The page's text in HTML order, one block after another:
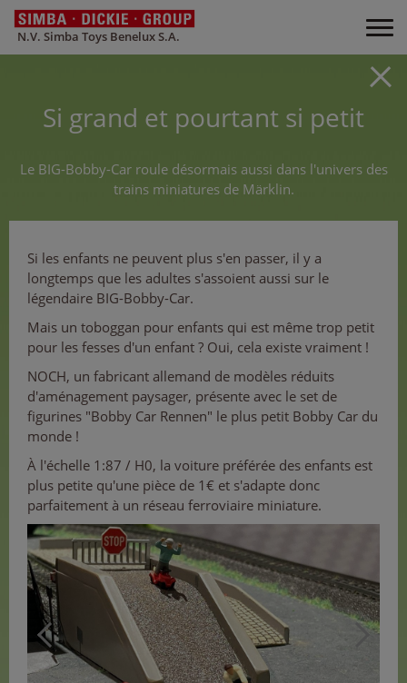
N.V. Simba Toys Benelux S.A.
Si grand et pourtant si petit
Le BIG-Bobby-Car roule désormais aussi dans l'univers des
trains miniatures de Märklin.
Si les enfants ne peuvent plus s'en passer, il y a
longtemps que les adultes s'assoient aussi sur le
légendaire BIG-Bobby-Car.
Mais un toboggan pour enfants qui est même trop petit
pour les fesses d'un enfant ? Oui, cela existe vraiment !
NOCH, un fabricant allemand de modèles réduits
d'aménagement paysager, présente avec le set de
figurines "Bobby Car Rennen" le plus petit Bobby Car du
monde !
À l'échelle 1:87 / H0, la voiture préférée des enfants est
plus petite qu'une pièce de 1€ et s'adapte donc
parfaitement à un réseau ferroviaire miniature.